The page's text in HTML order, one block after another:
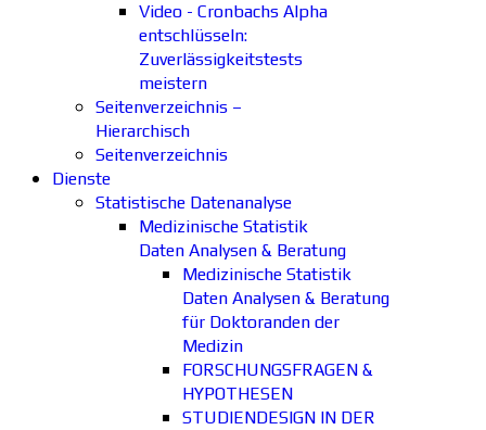
Video - Cronbachs Alpha
entschlüsseln:
Zuverlässigkeitstests
meistern
Seitenverzeichnis –
Hierarchisch
Seitenverzeichnis
Dienste
Statistische Datenanalyse
Medizinische Statistik
Daten Analysen & Beratung
Medizinische Statistik
Daten Analysen & Beratung
für Doktoranden der
Medizin
FORSCHUNGSFRAGEN &
HYPOTHESEN
STUDIENDESIGN IN DER